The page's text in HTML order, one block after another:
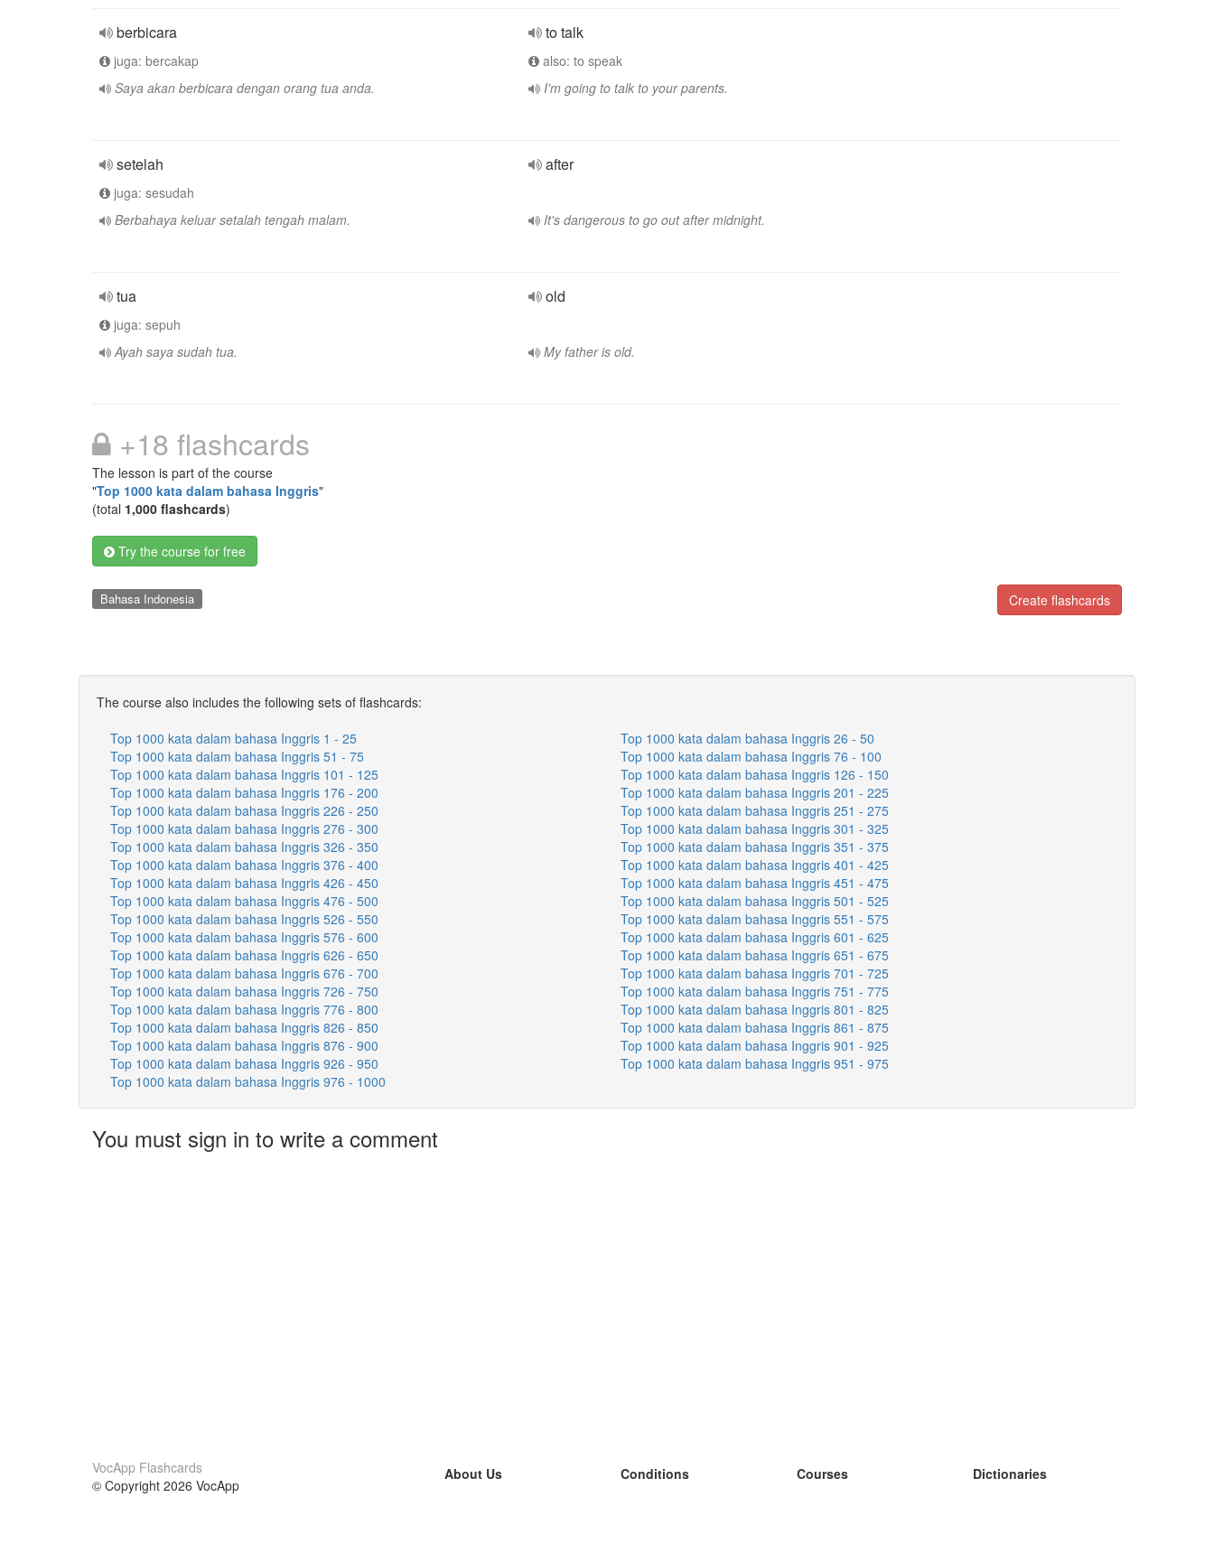
berbicara
juga: bercakap
Saya akan berbicara dengan orang tua anda.
to talk
also: to speak
I'm going to talk to your parents.
setelah
juga: sesudah
Berbahaya keluar setalah tengah malam.
after
It's dangerous to go out after midnight.
tua
juga: sepuh
Ayah saya sudah tua.
old
My father is old.
+18 flashcards
The lesson is part of the course
"Top 1000 kata dalam bahasa Inggris"
(total 1,000 flashcards)
Try the course for free
Create flashcards
Bahasa Indonesia
The course also includes the following sets of flashcards:
Top 1000 kata dalam bahasa Inggris 1 - 25
Top 1000 kata dalam bahasa Inggris 26 - 50
Top 1000 kata dalam bahasa Inggris 51 - 75
Top 1000 kata dalam bahasa Inggris 76 - 100
Top 1000 kata dalam bahasa Inggris 101 - 125
Top 1000 kata dalam bahasa Inggris 126 - 150
Top 1000 kata dalam bahasa Inggris 176 - 200
Top 1000 kata dalam bahasa Inggris 201 - 225
Top 1000 kata dalam bahasa Inggris 226 - 250
Top 1000 kata dalam bahasa Inggris 251 - 275
Top 1000 kata dalam bahasa Inggris 276 - 300
Top 1000 kata dalam bahasa Inggris 301 - 325
Top 1000 kata dalam bahasa Inggris 326 - 350
Top 1000 kata dalam bahasa Inggris 351 - 375
Top 1000 kata dalam bahasa Inggris 376 - 400
Top 1000 kata dalam bahasa Inggris 401 - 425
Top 1000 kata dalam bahasa Inggris 426 - 450
Top 1000 kata dalam bahasa Inggris 451 - 475
Top 1000 kata dalam bahasa Inggris 476 - 500
Top 1000 kata dalam bahasa Inggris 501 - 525
Top 1000 kata dalam bahasa Inggris 526 - 550
Top 1000 kata dalam bahasa Inggris 551 - 575
Top 1000 kata dalam bahasa Inggris 576 - 600
Top 1000 kata dalam bahasa Inggris 601 - 625
Top 1000 kata dalam bahasa Inggris 626 - 650
Top 1000 kata dalam bahasa Inggris 651 - 675
Top 1000 kata dalam bahasa Inggris 676 - 700
Top 1000 kata dalam bahasa Inggris 701 - 725
Top 1000 kata dalam bahasa Inggris 726 - 750
Top 1000 kata dalam bahasa Inggris 751 - 775
Top 1000 kata dalam bahasa Inggris 776 - 800
Top 1000 kata dalam bahasa Inggris 801 - 825
Top 1000 kata dalam bahasa Inggris 826 - 850
Top 1000 kata dalam bahasa Inggris 861 - 875
Top 1000 kata dalam bahasa Inggris 876 - 900
Top 1000 kata dalam bahasa Inggris 901 - 925
Top 1000 kata dalam bahasa Inggris 926 - 950
Top 1000 kata dalam bahasa Inggris 951 - 975
Top 1000 kata dalam bahasa Inggris 976 - 1000
You must sign in to write a comment
VocApp Flashcards
© Copyright 2026 VocApp
About Us
Conditions
Courses
Dictionaries